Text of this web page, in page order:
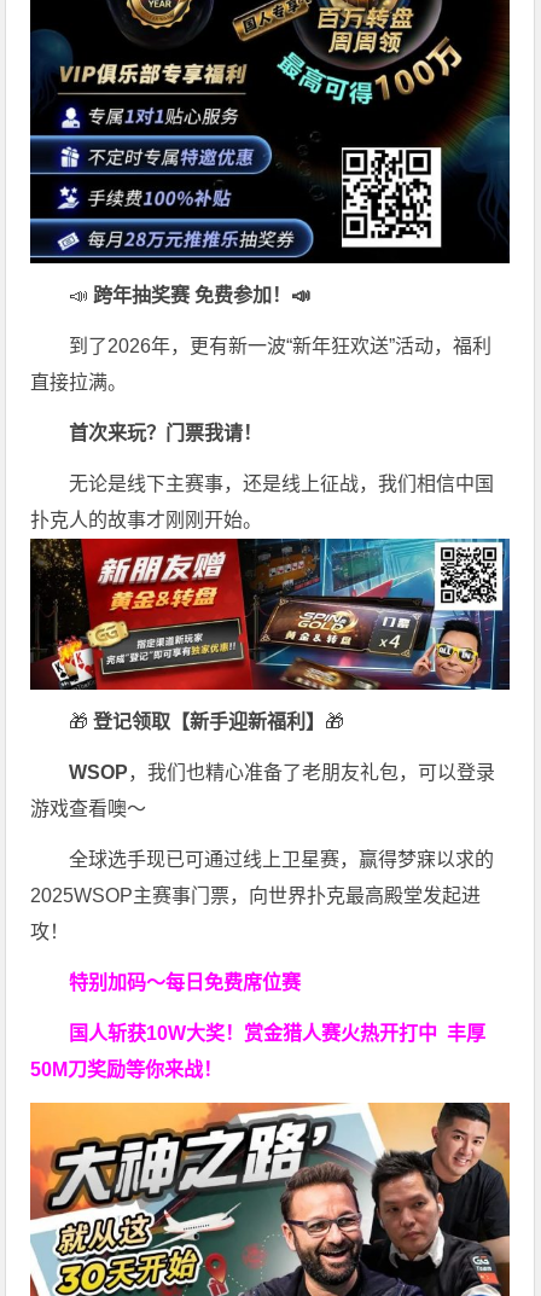
📣 跨年抽奖赛 免费参加 ！📣
到了2026年，更有新一波“新年狂欢送”活动，福利
直接拉满。
首次来玩？门票我请！
无论是线下主赛事，还是线上征战，我们相信中国
扑克人的故事才刚刚开始。
🎁 登记领取【新手迎新福利】 🎁
WSOP，我们也精心准备了老朋友礼包，可以登录
游戏查看噢～
全球选手现已可通过线上卫星赛，赢得梦寐以求的
2025WSOP主赛事门票，向世界扑克最高殿堂发起进
攻！
特别加码～每日免费席位赛
国人斩获10W大奖！ 赏金猎人赛火热开打中 丰厚
50M刀奖励等你来战！